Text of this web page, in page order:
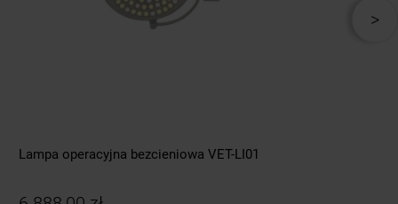
Lampa operacyjna bezcieniowa VET-LI01